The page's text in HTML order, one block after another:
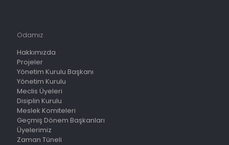
Odamız
Hakkımızda
Projeler
Yönetim Kurulu Başkanı
Yönetim Kurulu
Meclis Üyeleri
Disiplin Kurulu
Meslek Komiteleri
Geçmiş Dönem Başkanları
Üyelerimiz
Zaman Tüneli